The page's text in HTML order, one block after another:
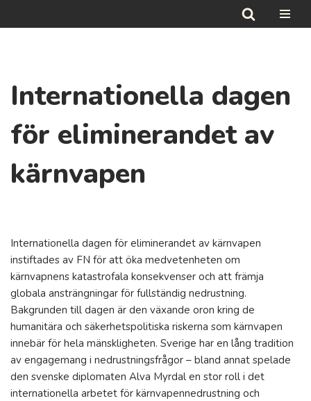
Internationella dagen
för eliminerandet av
kärnvapen
Internationella dagen för eliminerandet av kärnvapen
instiftades av FN för att öka medvetenheten om
kärnvapnens katastrofala konsekvenser och att främja
globala ansträngningar för fullständig nedrustning.
Bakgrunden till dagen är den växande oron kring de
humanitära och säkerhetspolitiska riskerna som kärnvapen
innebär för hela mänskligheten. Sverige har en lång tradition
av engagemang i nedrustningsfrågor – bland annat spelade
den svenske diplomaten Alva Myrdal en stor roll i det
internationella arbetet för kärnvapennedrustning och